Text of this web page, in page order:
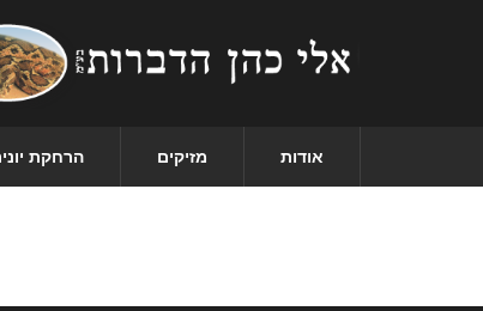
אודות מזיקים הרחקת